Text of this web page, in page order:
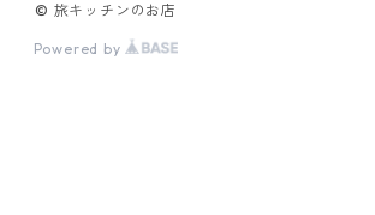
© 旅キッチンのお店
Powered by